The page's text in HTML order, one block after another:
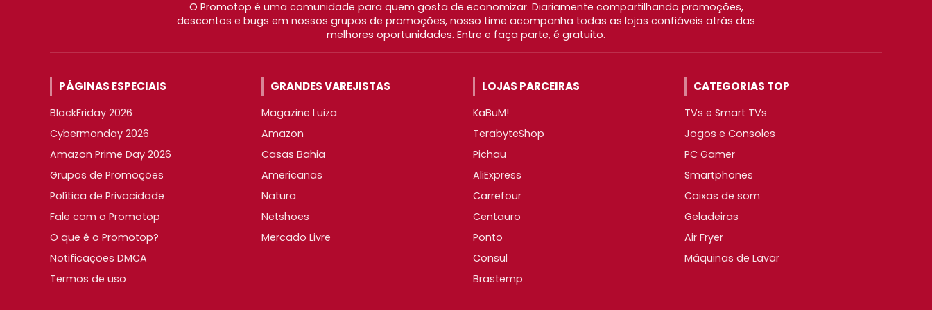
O Promotop é uma comunidade para quem gosta de economizar. Diariamente compartilhando promoções,
descontos e bugs em nossos grupos de promoções, nosso time acompanha todas as lojas confiáveis atrás das
melhores oportunidades. Entre e faça parte, é gratuito.
PÁGINAS ESPECIAIS
BlackFriday 2026
Cybermonday 2026
Amazon Prime Day 2026
Grupos de Promoções
Política de Privacidade
Fale com o Promotop
O que é o Promotop?
Notificações DMCA
Termos de uso
GRANDES VAREJISTAS
Magazine Luiza
Amazon
Casas Bahia
Americanas
Natura
Netshoes
Mercado Livre
LOJAS PARCEIRAS
KaBuM!
TerabyteShop
Pichau
AliExpress
Carrefour
Centauro
Ponto
Consul
Brastemp
CATEGORIAS TOP
TVs e Smart TVs
Jogos e Consoles
PC Gamer
Smartphones
Caixas de som
Geladeiras
Air Fryer
Máquinas de Lavar